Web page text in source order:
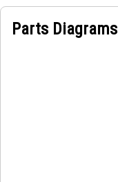
Parts Diagrams